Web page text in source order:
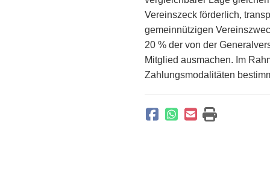
Vereinszeck förderlich,
gemeinnützigen
20 % der von der
Mitglied ausmachen. Im
Zahlungsmodalitäten